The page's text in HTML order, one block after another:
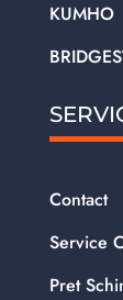
KUMHO
Contact
Service
Pret